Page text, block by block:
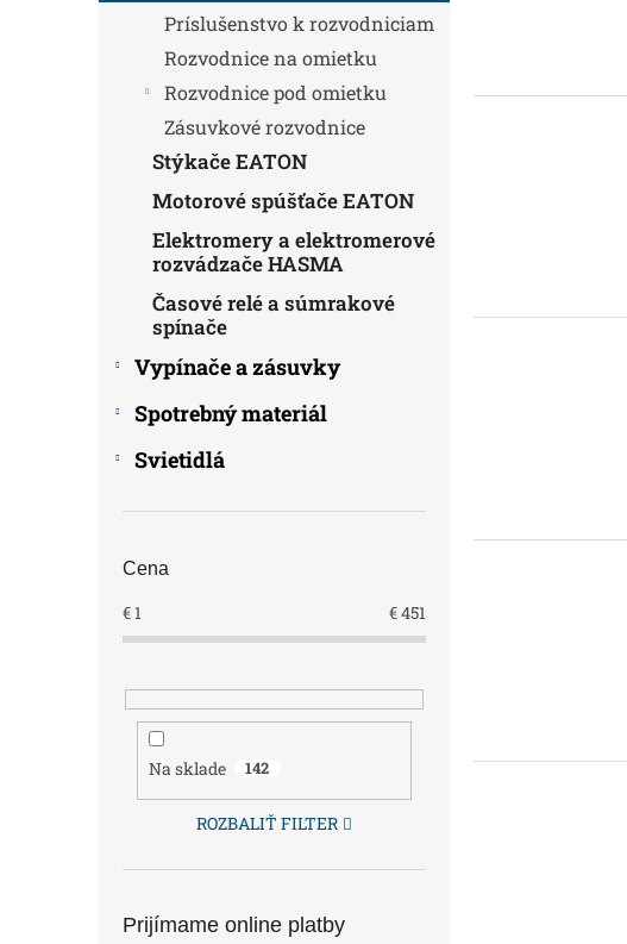
Príslušenstvo k rozvodniciam
Rozvodnice na omietku
Rozvodnice pod omietku
Zásuvkové rozvodnice
Stýkače EATON
Motorové spúšťače EATON
Elektromery a elektromerové
rozvádzače HASMA
Časové relé a súmrakové
spínače
Vypínače a zásuvky
Spotrebný materiál
Svietidlá
Cena
€1 €451
Na sklade 142
ROZBALIŤ FILTER
Prijímame online platby
k
d